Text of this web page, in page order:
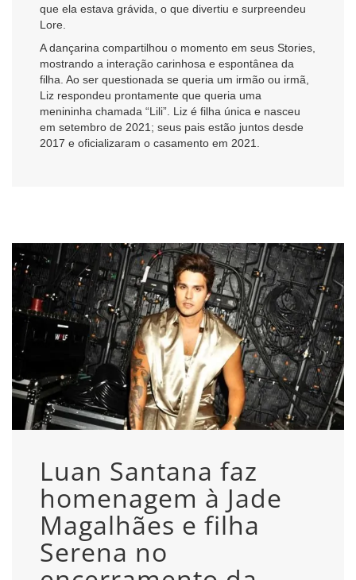
que ela estava grávida, o que divertiu e surpreendeu
Lore.
A dançarina compartilhou o momento em seus Stories,
mostrando a interação carinhosa e espontânea da
filha. Ao ser questionada se queria um irmão ou irmã,
Liz respondeu prontamente que queria uma
menininha chamada “Lili”. Liz é filha única e nasceu
em setembro de 2021; seus pais estão juntos desde
2017 e oficializaram o casamento em 2021.
Luan Santana faz
homenagem à Jade
Magalhães e filha
Serena no